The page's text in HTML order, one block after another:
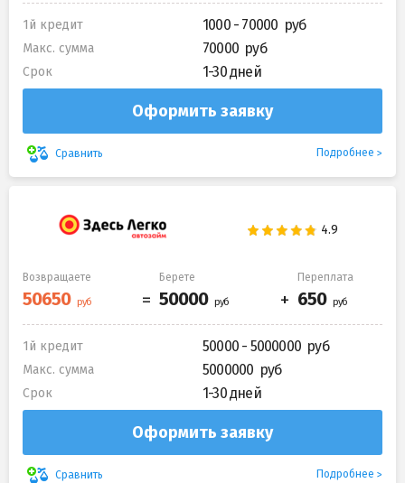
1й кредит 1000 - 70000
Макс. сумма 70000
Срок 1-30 дней
Оформить заявку
Сравнить Подробнее
Возвращаете Берете Переплата
1й кредит 50000 - 5000000
Макс. сумма 5000000
Срок 1-30 дней
Оформить заявку
Сравнить Подробнее